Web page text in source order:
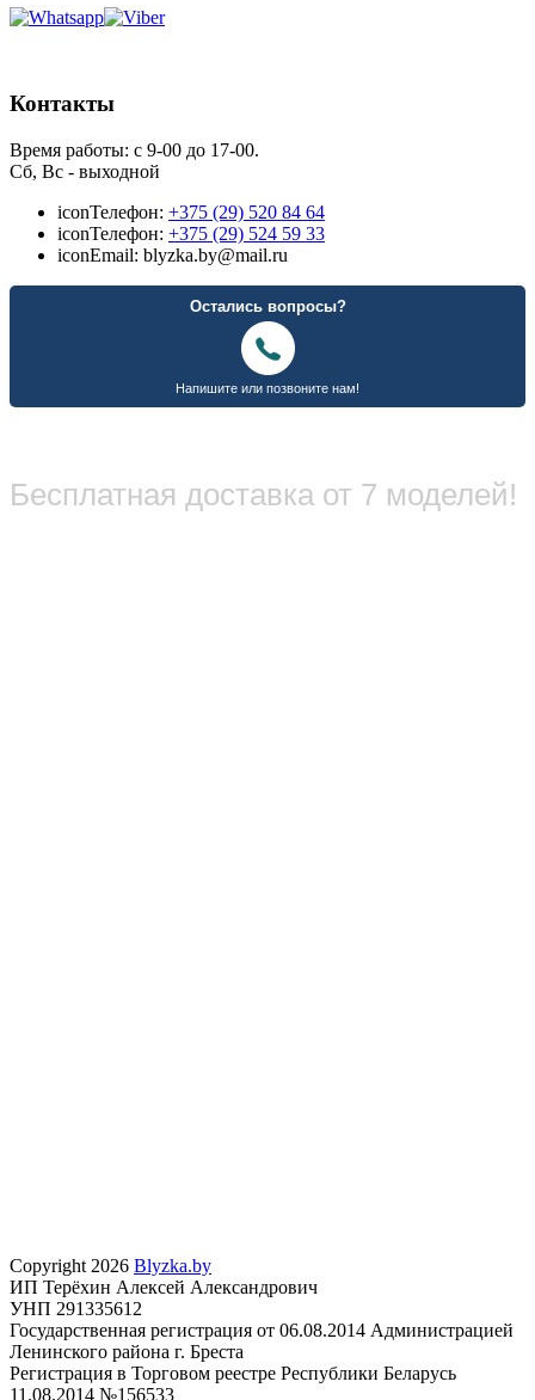
Контакты
Время работы: с 9-00 до 17-00.
Сб, Вс - выходной
iconТелефон: +375 (29) 520 84 64
iconТелефон: +375 (29) 524 59 33
iconEmail: blyzka.by@mail.ru
Бесплатная доставка от 7 моделей!
Copyright 2026 Blyzka.by
ИП Терёхин Алексей Александрович
УНП 291335612
Государственная регистрация от 06.08.2014 Администрацией
Ленинского района г. Бреста
Регистрация в Торговом реестре Республики Беларусь
11.08.2014 №156533